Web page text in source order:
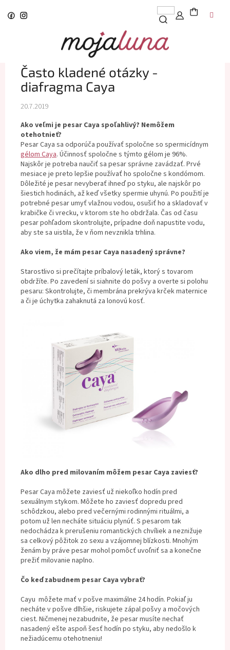
Často kladené otázky -
diafragma Caya
20.7.2019
Ako veľmi je pesar Caya spoľahlivý? Nemôžem
otehotnieť?
Pesar Caya sa odporúča používať spoločne so spermicídnym
gélom Caya. Účinnosť spoločne s týmto gélom je 96%.
Najskôr je potreba naučiť sa pesar správne zavádzať. Prvé
mesiace je preto lepšie používať ho spoločne s kondómom.
Dôležité je pesar nevyberať ihneď po styku, ale najskôr po
šiestich hodinách, až keď všetky spermie uhynú. Po použití je
potrebné pesar umyť vlažnou vodou, osušiť ho a skladovať v
krabičke či vrecku, v ktorom ste ho obdržala. Čas od času
pesar pohľadom skontrolujte, prípadne doň napustite vodu,
aby ste sa uistila, že v ňom nevznikla trhlina.
Ako viem, že mám pesar Caya nasadený správne?
Starostlivo si prečítajte príbalový leták, ktorý s tovarom
obdržíte. Po zavedení si siahnite do pošvy a overte si polohu
pesaru: Skontrolujte, či membrána prekrýva krček maternice
a či je úchytka zahaknutá za lonovú kosť.
Ako dlho pred milovaním môžem pesar Caya zaviesť?
Pesar Caya môžete zaviesť už niekoľko hodín pred
sexuálnym stykom. Môžete ho zaviesť dopredu pred
schôdzkou, alebo pred večernými rodinnými rituálmi, a
potom už len necháte situáciu plynúť. S pesarom tak
nedochádza k prerušeniu romantických chvíliek a neznižuje
sa celkový pôžitok zo sexu a vzájomnej blízkosti. Mnohým
ženám by práve pesar mohol pomôcť uvoľniť sa a konečne
prežiť milovanie naplno.
Čo keď zabudnem pesar Caya vybrať?
Cayu môžete mať v pošve maximálne 24 hodín. Pokiaľ ju
necháte v pošve dlhšie, riskujete zápal pošvy a močových
ciest. Ničmenej nezabudnite, že pesar musíte nechať
nasadený ešte aspoň šesť hodín po styku, aby nedošlo k
nežiadúcemu otehotneniu!